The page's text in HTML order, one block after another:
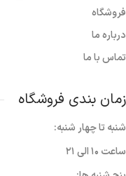
فروشگاه
درباره ما
تماس با ما
زمان بندی فروشگاه
شنبه تا چهار شنبه:
ساعت ۱۰ الی ۲۱